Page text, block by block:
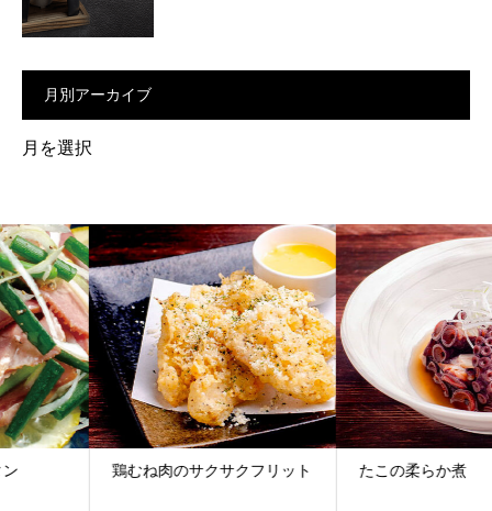
月別アーカイブ
月
ー
カ
イ
ブ
鶏むね肉のサクサクフリット たこの柔らか煮